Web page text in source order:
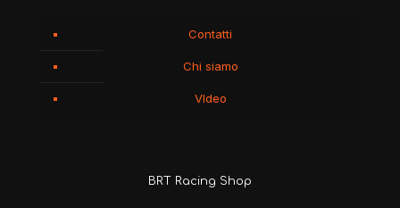
Contatti
Chi siamo
VIdeo
BRT Racing Shop